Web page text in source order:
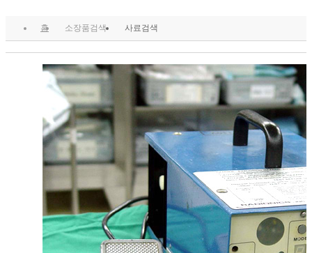
홈 소장품검색 사료검색